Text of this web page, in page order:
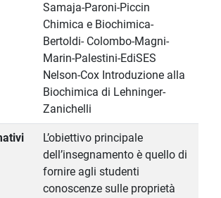
Samaja-Paroni-Piccin
Chimica e Biochimica-
Bertoldi- Colombo-Magni-
Marin-Palestini-EdiSES
Nelson-Cox Introduzione alla
Biochimica di Lehninger-
Zanichelli
L’obiettivo principale
dell’insegnamento è quello di
fornire agli studenti
conoscenze sulle proprietà